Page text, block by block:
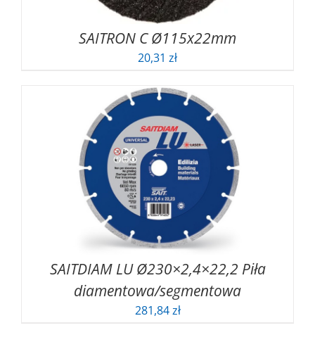
SAITRON C Ø115x22mm
20,31 zł
SAITDIAM LU Ø230×2,4×22,2 Piła
diamentowa/segmentowa
281,84zł